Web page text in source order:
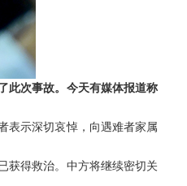
此次事故。今天有媒体报道称
表示深切哀悼，向遇难者家属
获得救治。中方将继续密切关